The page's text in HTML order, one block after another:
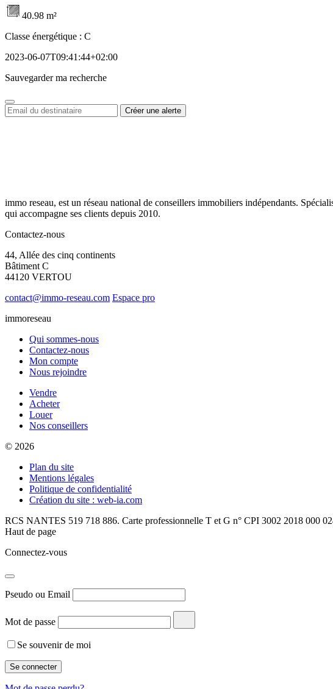
40.98 m²
Classe énergétique : C
2023-06-07T09:41:44+02:00
Sauvegarder ma recherche
immo reseau, est un réseau national de conseillers immobiliers indépendants.
qui accompagne ses clients depuis 2010.
Contactez-nous
44, Allée des cinq continents
Bâtiment C
44120 VERTOU
contact@immo-reseau.com Espace pro
immoreseau
Qui sommes-nous
Contactez-nous
Mon compte
Nous rejoindre
Vendre
Acheter
Louer
Nos conseillers
© 2026
Plan du site
Mentions légales
Politique de confidentialité
Création du site : web-ia.com
RCS NANTES 519 718 886. Carte professionnelle T et G n° CPI 3002 2018 000
Haut de page
Connectez-vous
Pseudo ou Email
Mot de passe
Se souvenir de moi